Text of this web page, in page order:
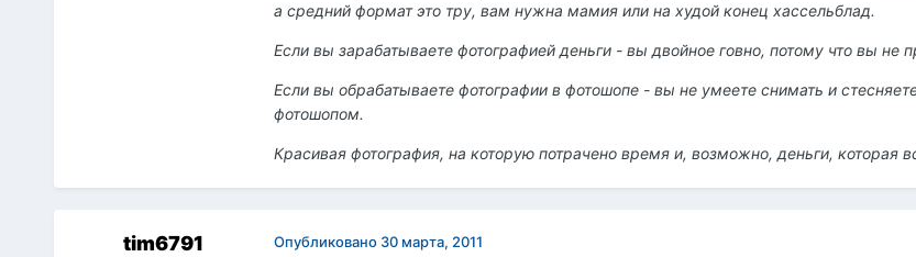
а средний формат это тру, вам нужна мамия или на худой конец хассельблад.
Если вы зарабатываете фотографией деньги - вы двойное говно, потому что вы не
Если вы обрабатываете фотографии в фотошопе - вы не умеете снимать и
фотошопом.
Красивая фотография, на которую потрачено время и, возможно, деньги, которая
tim6791 Опубликовано 30 марта, 2011